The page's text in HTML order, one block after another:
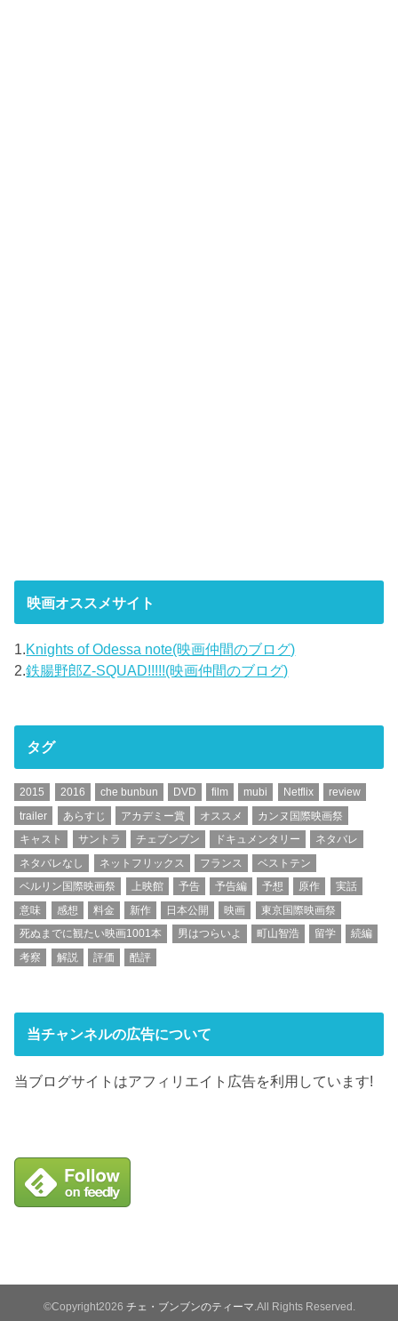
映画オススメサイト
1.Knights of Odessa note(映画仲間のブログ)
2.鉄腸野郎Z-SQUAD!!!!!(映画仲間のブログ)
タグ
2015 2016 che bunbun DVD film mubi Netflix
review
trailer
あらすじ アカデミー賞 オススメ
カンヌ国際映画祭
キャスト
サントラ チェブンブン ドキュメンタリー
ネタバレ
ネタバレなし
ネットフリックス フランス
ベストテン
ベルリン国際映画祭
上映館 予告 予告編 予想 原作
実話
意味
感想 料金 新作 日本公開 映画
東京国際映画祭
死ぬまでに観たい映画1001本
男はつらいよ 町山智浩 留学
続編
考察
解説 評価 酷評
当チャンネルの広告について
当ブログサイトはアフィリエイト広告を利用しています!
©Copyright2026 チェ・ブンブンのティーマ .All Rights Reserved.